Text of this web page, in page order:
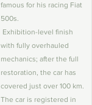
famous for his racing Fiat
500s.
with fully overhauled
mechanics; after the full
restoration, the car has
covered just over 100 km.
The car is registered in